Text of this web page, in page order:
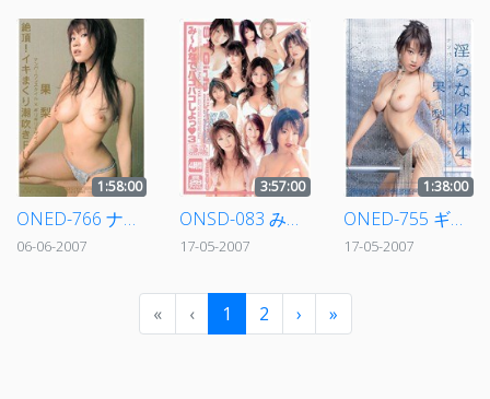
1:58:00
ONED-766 ナンバーワンスタイル×ギリギリモザイク 絶頂！イキまくり潮吹きFUCK 果梨
06-06-2007
3:57:00
ONSD-083 み～んなでパコパコしよっ3
17-05-2007
1:38:00
ONED-755 ギリギリモザイク 淫らな肉体4 果梨
17-05-2007
« ‹ 1 2 › »